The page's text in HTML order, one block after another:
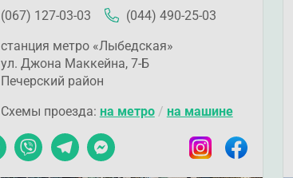
(067) 127-03-03
(044) 490-25-03
станция метро «Лыбедская»
ул. Джона Маккейна, 7-Б
Печерский район
Схемы проезда: на метро/ на машине
Viber TelegramMessenger InstagramFacebook